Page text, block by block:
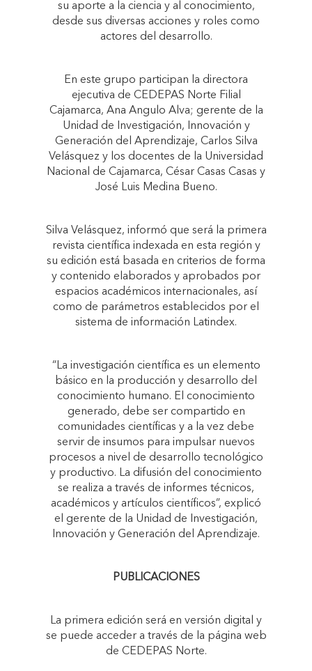
su aporte a la ciencia y al conocimiento,
desde sus diversas acciones y roles como
actores del desarrollo.
En este grupo participan la directora
ejecutiva de CEDEPAS Norte Filial
Cajamarca, Ana Angulo Alva; gerente de la
Unidad de Investigación, Innovación y
Generación del Aprendizaje, Carlos Silva
Velásquez y los docentes de la Universidad
Nacional de Cajamarca, César Casas Casas y
José Luis Medina Bueno.
Silva Velásquez, informó que será la primera
revista científica indexada en esta región y
su edición está basada en criterios de forma
y contenido elaborados y aprobados por
espacios académicos internacionales, así
como de parámetros establecidos por el
sistema de información Latindex.
“La investigación científica es un elemento
básico en la producción y desarrollo del
conocimiento humano. El conocimiento
generado, debe ser compartido en
comunidades científicas y a la vez debe
servir de insumos para impulsar nuevos
procesos a nivel de desarrollo tecnológico
y productivo. La difusión del conocimiento
se realiza a través de informes técnicos,
académicos y artículos científicos”, explicó
el gerente de la Unidad de Investigación,
Innovación y Generación del Aprendizaje.
PUBLICACIONES
La primera edición será en versión digital y
se puede acceder a través de la página web
de CEDEPAS Norte.